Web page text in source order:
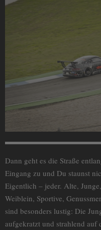
Dann geht es die Straße
Eingang zu und Du staunst
Eigentlich – jeder. Alte,
Weiblein, Sportive,
sind besonders lustig: Die
aufgekratzt und strahlend auf